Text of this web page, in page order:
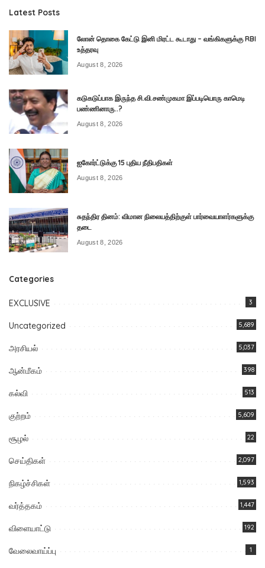
Latest Posts
லோன் தொகை கேட்டு இனி மிரட்ட கூடாது – வங்கிகளுக்கு RBI
உத்தரவு
August 8, 2026
கடுகடுப்பாக இருந்த சி.வி.சண்முகமா இப்படியொரு காமெடி
பண்ணினாரு..?
August 8, 2026
ஐகோர்ட்டுக்கு 15 புதிய நீதிபதிகள்
August 8, 2026
சுதந்திர தினம்: விமான நிலையத்திற்குள் பார்வையாளர்களுக்கு
தடை
August 8, 2026
Categories
EXCLUSIVE 3
Uncategorized 5,689
அரசியல் 5,037
ஆன்மீகம் 398
கல்வி 513
குற்றம் 5,609
சூழல் 22
செய்திகள் 2,097
நிகழ்ச்சிகள் 1,593
வர்த்தகம் 1,447
விளையாட்டு 192
வேலைவாய்ப்பு 1